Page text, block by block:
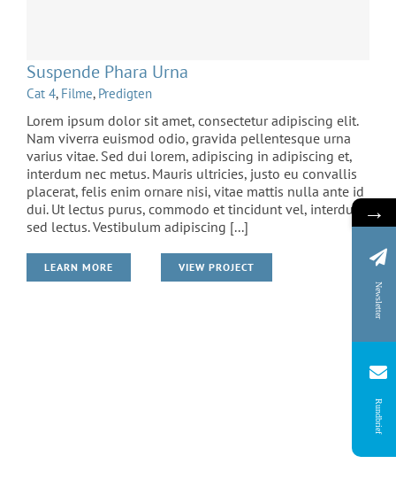
Suspende Phara Urna
Cat 4, Filme, Predigten
Lorem ipsum dolor sit amet, consectetur adipiscing elit.
Nam viverra euismod odio, gravida pellentesque urna
varius vitae. Sed dui lorem, adipiscing in adipiscing et,
interdum nec metus. Mauris ultricies, justo eu convallis
placerat, felis enim ornare nisi, vitae mattis nulla ante id
dui. Ut lectus purus, commodo et tincidunt vel, interdum
sed lectus. Vestibulum adipiscing [...]
LEARN MORE VIEW PROJECT
→
Newsletter
Rundbrief